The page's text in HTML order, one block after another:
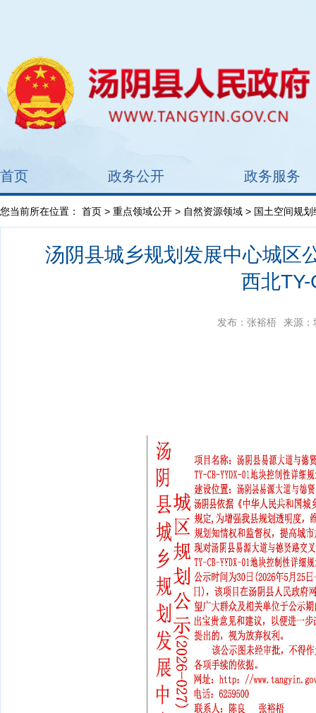
首页 政务公开 政务服务
您当前所在位置： 首页 > 重点领域公开 > 自然资源领域 > 国土空间规划
汤阴县城乡规划发展中心城区
西北
发布：张裕梧 来源